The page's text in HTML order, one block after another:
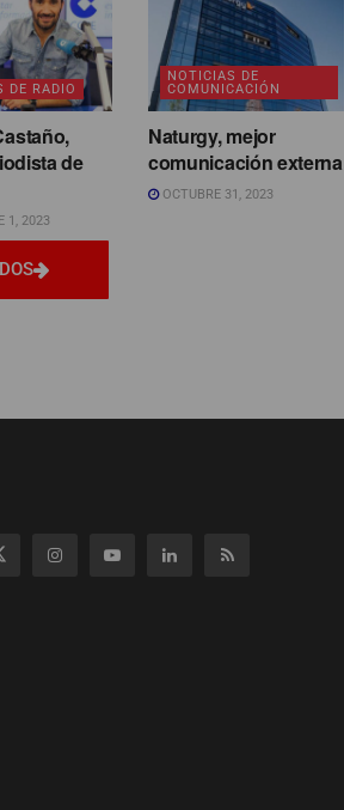
DE RADIO
de
1, 2023
NOTICIAS DE
COMUNICACIÓN
Naturgy, mejor
comunicación externa
OCTUBRE 31, 2023